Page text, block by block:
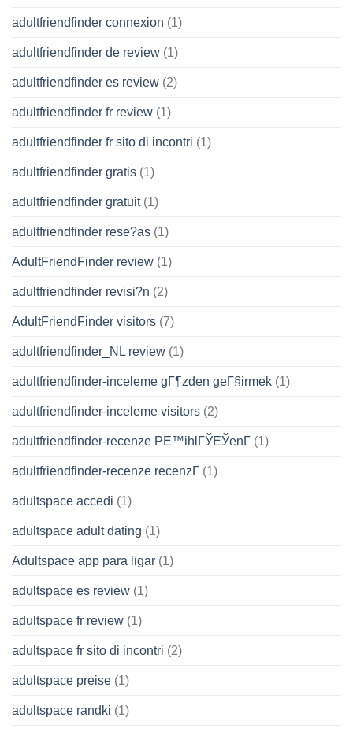
adultfriendfinder connexion (1)
adultfriendfinder de review (1)
adultfriendfinder es review (2)
adultfriendfinder fr review (1)
adultfriendfinder fr sito di incontri (1)
adultfriendfinder gratis (1)
adultfriendfinder gratuit(1)
adultfriendfinder rese?as (1)
AdultFriendFinder review (1)
adultfriendfinder revisi?n (2)
AdultFriendFinder visitors (7)
adultfriendfinder_NL review (1)
adultfriendfinder-inceleme gГ¶zden geГ§irmek (1)
adultfriendfinder-inceleme visitors (2)
adultfriendfinder-recenze PЕ™ihlГЎЕЎenГ­ (1)
adultfriendfinder-recenze recenzГ­ (1)
adultspace accedi (1)
adultspace adult dating (1)
Adultspace app para ligar (1)
adultspace es review (1)
adultspace fr review (1)
adultspace fr sito di incontri (2)
adultspace preise (1)
adultspace randki (1)